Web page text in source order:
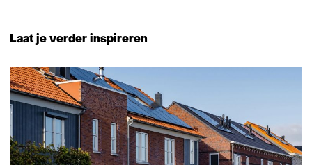
op)
(Neem
met
ons
op)
Laat je verder inspireren
resultaten,
getoond
11
t/m
15